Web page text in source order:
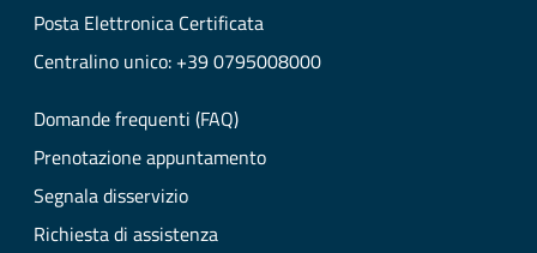
Posta Elettronica Certificata
Centralino unico: +39 0795008000
Domande frequenti (FAQ)
Prenotazione appuntamento
Segnala disservizio
Richiesta di assistenza